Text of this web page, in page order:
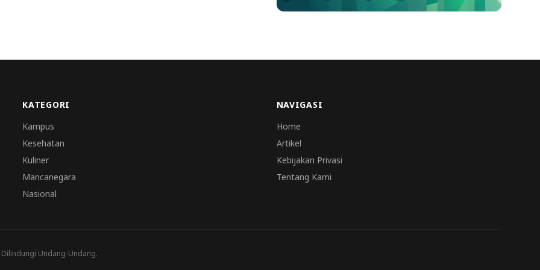
KATEGORI
Kampus
Kesehatan
Kuliner
Mancanegara
Nasional
NAVIGASI
Home
Artikel
Kebijakan Privasi
Tentang Kami
Undang-Undang.